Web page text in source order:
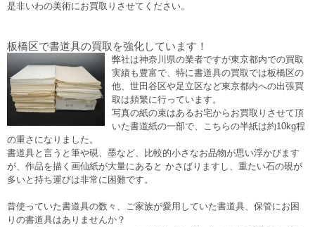
是非いわの美術にお買取りさせてください。
板橋区で書道具の買取を強化しています！
弊社は神奈川県の業者ですが東京都内での買取
実績も豊富で、特に書道具の買取では板橋区の
他、世田谷区や足立区など東京都内への出張買
取は頻繁に行っています。
写真の紙の束はあるお宅からお買取りさせて頂
いた書道紙の一部で、こちらの半紙は約10kg程
の重さになりました。
書道具と言うと筆や硯、墨など、比較的小さなお品物が思い浮かびます
が、作品を描く画仙紙が大量にあると かさばりますし、重たい石の硯が
多いと持ち運びは非常に困難です。
昔使っていた書道具の数々、ご家族が愛用していた書道具、保管にお困
りの書道具はありませんか？